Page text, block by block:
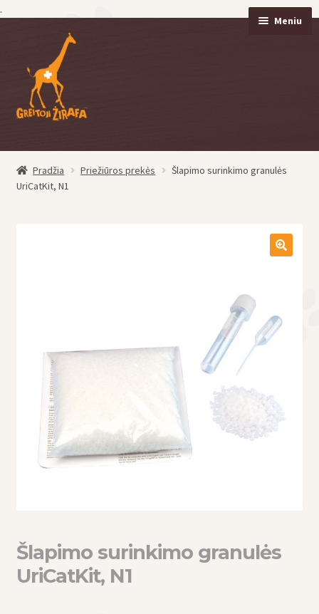
.
meniu
turinio
Meniu
Pradžia Priežiūros prekės
Šlapimo surinkimo granulės
UriCatKit, N1
Šlapimo surinkimo granulės
UriCatKit, N1